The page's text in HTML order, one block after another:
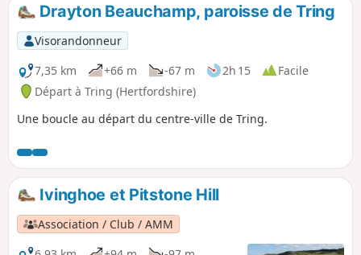
Drayton Beauchamp, paroisse de Tring
Visorandonneur
7,35 km
+66 m -67 m 2h 15
Facile
Départ à Tring (Hertfordshire)
Une boucle au départ du centre-ville de Tring.
Ivinghoe et Pitstone Hill
Association / Club / AMM